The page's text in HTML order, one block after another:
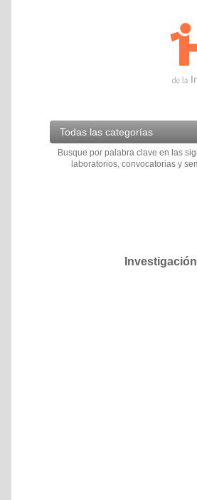
Todas las categorías
Busque por palabra clave en las
laboratorios, convocatorias y